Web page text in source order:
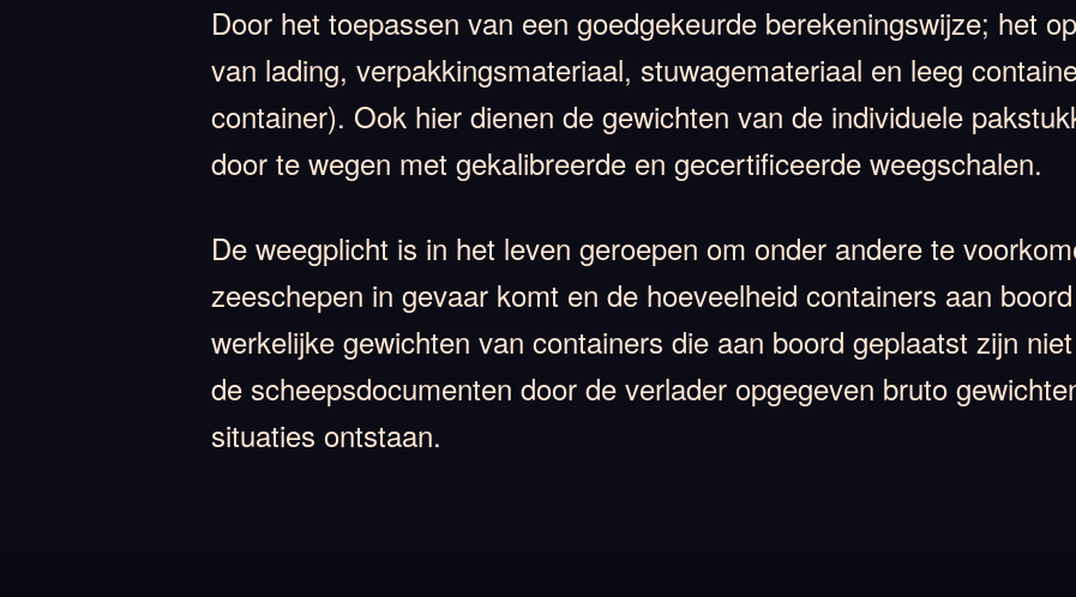
Door het toepassen van een goedgekeurde berekeningswijze; het
van lading, verpakkingsmateriaal, stuwagemateriaal en leeg
container). Ook hier dienen de gewichten van de individuele
door te wegen met gekalibreerde en gecertificeerde weegschalen.
De weegplicht is in het leven geroepen om onder andere te
zeeschepen in gevaar komt en de hoeveelheid containers aan
werkelijke gewichten van containers die aan boord geplaatst zijn
de scheepsdocumenten door de verlader opgegeven bruto
situaties ontstaan.